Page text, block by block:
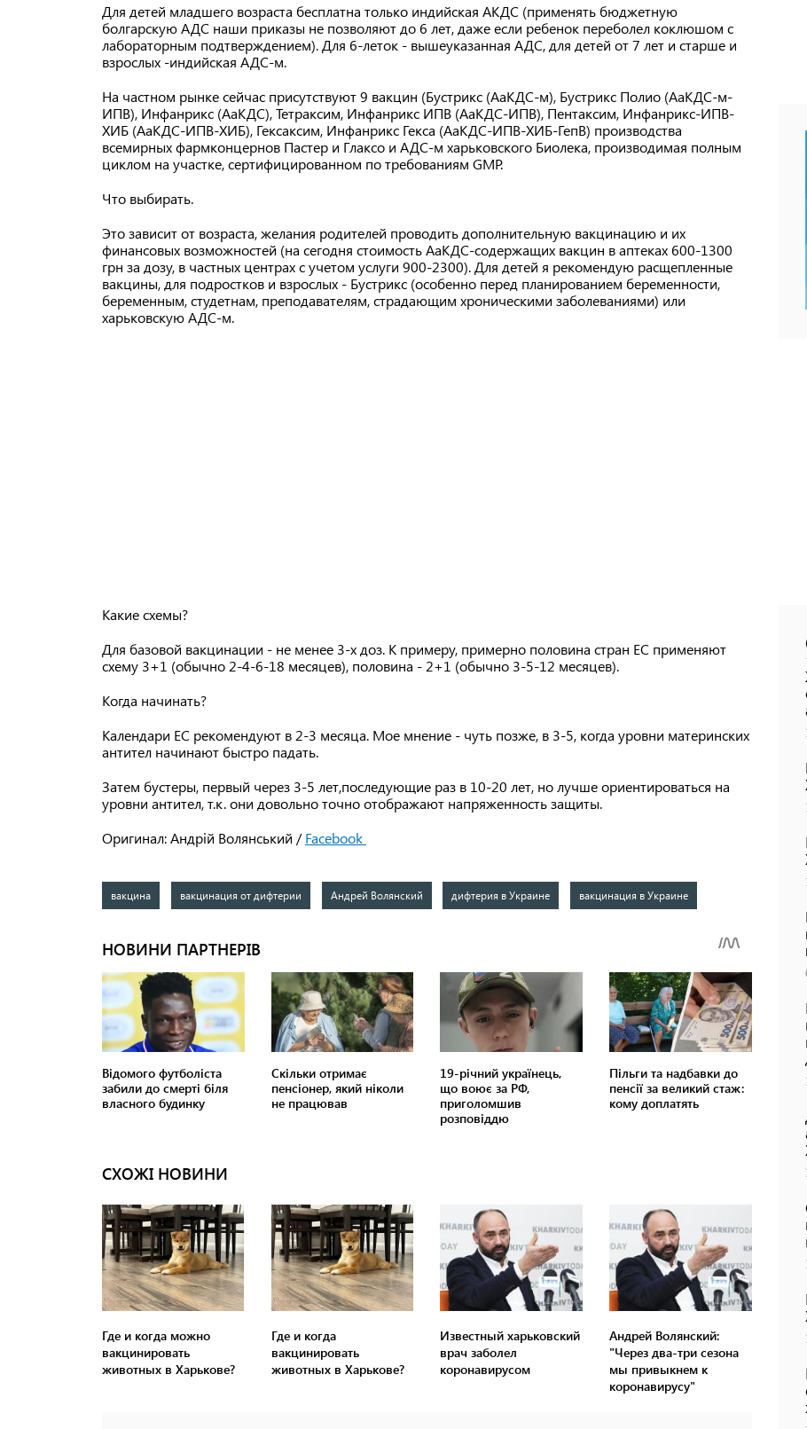
Для детей младшего возраста бесплатна только индийская АКДС (применять бюджетную
болгарскую АДС наши приказы не позволяют до 6 лет, даже если ребенок переболел коклюшом с
лабораторным подтверждением). Для 6-леток - вышеуказанная АДС, для детей от 7 лет и старше и
взрослых -индийская АДС-м.
На частном рынке сейчас присутствуют 9 вакцин (Бустрикс (АаКДС-м), Бустрикс Полио (АаКДС-м-
ИПВ), Инфанрикс (АаКДС), Тетраксим, Инфанрикс ИПВ (АаКДС-ИПВ), Пентаксим, Инфанрикс-ИПВ-
ХИБ (АаКДС-ИПВ-ХИБ), Гексаксим, Инфанрикс Гекса (АаКДС-ИПВ-ХИБ-ГепВ) производства
всемирных фармконцернов Пастер и Глаксо и АДС-м харьковского Биолека, производимая полным
циклом на участке, сертифицированном по требованиям GMP.
Что выбирать.
Это зависит от возраста, желания родителей проводить дополнительную вакцинацию и их
финансовых возможностей (на сегодня стоимость АаКДС-содержащих вакцин в аптеках 600-1300
грн за дозу, в частных центрах с учетом услуги 900-2300). Для детей я рекомендую расщепленные
вакцины, для подростков и взрослых - Бустрикс (особенно перед планированием беременности,
беременным, студетнам, преподавателям, страдающим хроническими заболеваниями) или
харьковскую АДС-м.
Какие схемы?
Для базовой вакцинации - не менее 3-х доз. К примеру, примерно половина стран ЕС применяют
схему 3+1 (обычно 2-4-6-18 месяцев), половина - 2+1 (обычно 3-5-12 месяцев).
Когда начинать?
Календари ЕС рекомендуют в 2-3 месяца. Мое мнение - чуть позже, в 3-5, когда уровни материнских
антител начинают быстро падать.
Затем бустеры, первый через 3-5 лет,последующие раз в 10-20 лет, но лучше ориентироваться на
уровни антител, т.к. они довольно точно отображают напряженность защиты.
Оригинал: Андрій Волянський /Facebook
вакцина вакцинация от дифтерии Андрей Волянский дифтерия в Украине вакцинация в Украине
СХОЖІ НОВИНИ
Где и когда можно
вакцинировать
животных в Харькове?
Где и когда
вакцинировать
животных в Харькове?
Известный харьковский
врач заболел
коронавирусом
Андрей Волянский:
"Через два-три сезона
мы привыкнем к
коронавирусу"